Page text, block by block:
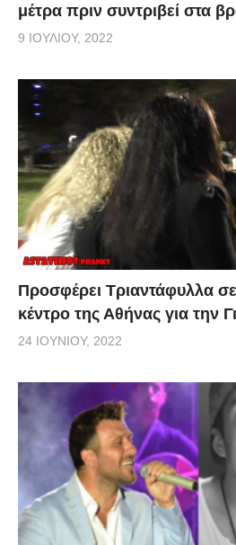
μέτρα πριν συντριβεί στα
9 ΙΟΥΛΊΟΥ, 2022
Προσφέρει Τριαντάφυλλα
κέντρο της Αθήνας για την
24 ΙΟΥΝΊΟΥ, 2022